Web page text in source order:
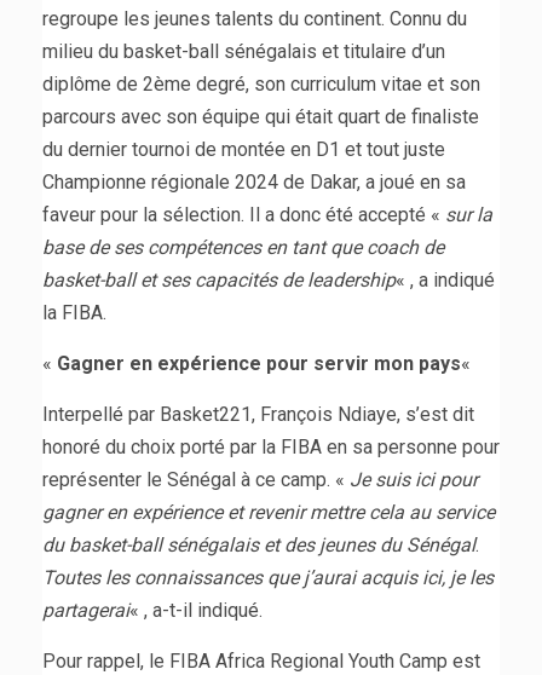
regroupe les jeunes talents du continent. Connu du
milieu du basket-ball sénégalais et titulaire d’un
diplôme de 2ème degré, son curriculum vitae et son
parcours avec son équipe qui était quart de finaliste
du dernier tournoi de montée en D1 et tout juste
Championne régionale 2024 de Dakar, a joué en sa
faveur pour la sélection. Il a donc été accepté « sur la
base de ses compétences en tant que coach de
basket-ball et ses capacités de leadership« , a indiqué
la FIBA.
« Gagner en expérience pour servir mon pays«
Interpellé par Basket221, François Ndiaye, s’est dit
honoré du choix porté par la FIBA en sa personne pour
représenter le Sénégal à ce camp. « Je suis ici pour
gagner en expérience et revenir mettre cela au service
du basket-ball sénégalais et des jeunes du Sénégal.
Toutes les connaissances que j’aurai acquis ici, je les
partagerai« , a-t-il indiqué.
Pour rappel, le FIBA Africa Regional Youth Camp est